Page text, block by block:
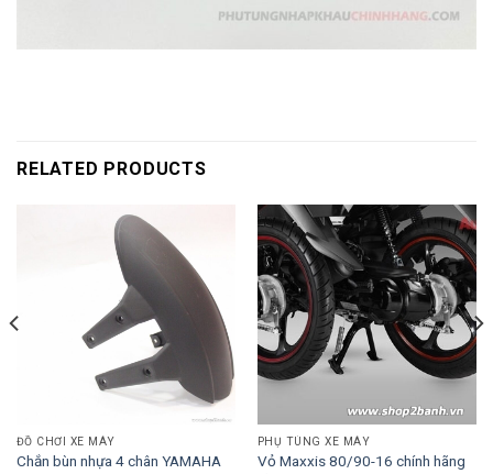
RELATED PRODUCTS
ĐỒ CHƠI XE MÁY
Chắn bùn nhựa 4 chân YAMAHA
PHỤ TÙNG XE MÁY
Vỏ Maxxis 80/90-16 chính hãng